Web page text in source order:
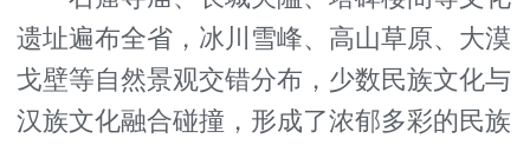
遗址遍布全省，冰川雪峰、高山草原、大漠
戈壁等自然景观交错分布，少数民族文化与
汉族文化融合碰撞，形成了浓郁多彩的民族